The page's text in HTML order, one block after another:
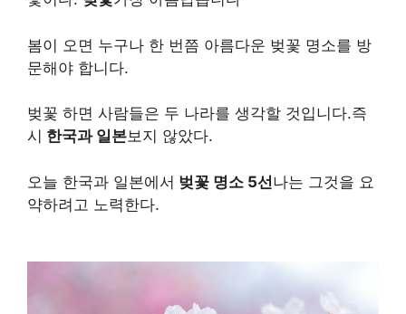
봄이 오면 누구나 한 번쯤 아름다운 벚꽃 명소를 방
문해야 합니다.
벚꽃 하면 사람들은 두 나라를 생각할 것입니다.즉
시 한국과 일본보지 않았다.
오늘 한국과 일본에서 벚꽃 명소 5선나는 그것을 요
약하려고 노력한다.